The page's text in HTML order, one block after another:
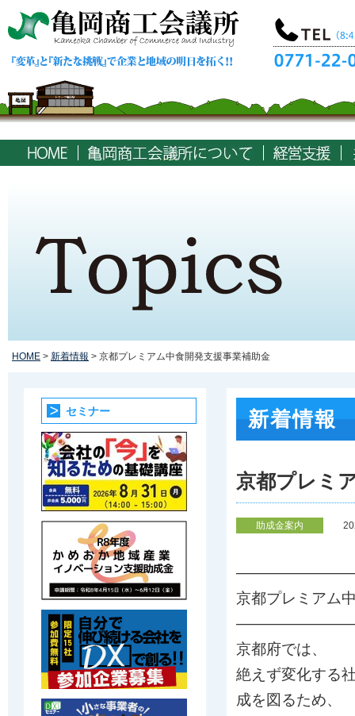
HOME > 新着情報 > 京都プレミアム中食開発支援事業補助金
新着情報
京都プレミ
助成金案内
京都プレミアム
京都府では、
絶えず変化する
成を図るため、
セミナー